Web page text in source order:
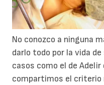
No conozco a ninguna
darlo todo por la vida
casos como el de
compartimos el criterio